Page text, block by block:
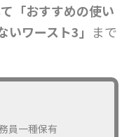
「おすすめの使い
ワースト3」 まで
員一種保有